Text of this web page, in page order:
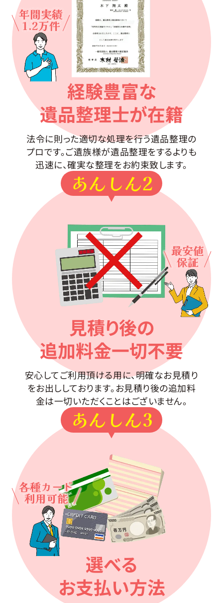
経験豊富な
遺品整理士が在籍
法令に則った適切な処理を行う遺品整理の
プロです。ご遺族様が遺品整理をするよりも
迅速に、確実な整理をお約束致します。
年間実績
1.2万件
あんしん2
見積り後の
追加料金一切不要
安心してご利用頂ける用に、明確なお見積り
をお出ししております。お見積り後の追加料
金は一切いただくことはございません。
最安値
保証
あんしん3
選べる
お支払い方法
各種カード
利用可能